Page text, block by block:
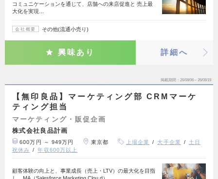
コミュニケーションを通じて、店舗への来店促進と 売上最
大化を実現…
会社概要 その他(流通小売り)
興味あり 詳細へ
掲載期間 26/08/06～26/08/19
【無印良品】マーケティング部 CRMマーケ
ティング担当
マーケティング・販促企画
株式会社良品計画
600万円 ～ 949万円 東京都 上場企業 大手企業
土日
祝休み
年収600万以上
顧客体験の向上と、事業成長（売上・LTV）の最大化を目指